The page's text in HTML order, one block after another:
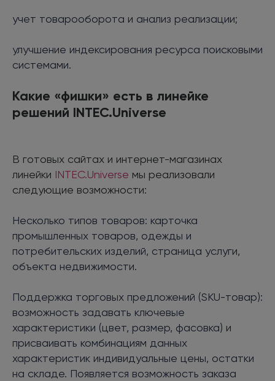
учет товарооборота и анализ реализации;
улучшение индексирования ресурса поисковыми
системами.
Какие «фишки» есть в линейке
решений INTEC.Universe
В готовых сайтах и интернет-магазинах
линейки INTEC.Universe мы реализовали
следующие возможности:
Несколько типов товаров: карточка
промышленных товаров, одежды и
потребительских изделий, страница услуги,
объекта недвижимости.
Поддержка торговых предложений (SKU-товар):
возможность задавать ключевые
характеристики (цвет, размер, фасовка) и
присваивать комбинациям данных
характеристик индивидуальные цены, остатки
на складе. Появляется возможность заказа